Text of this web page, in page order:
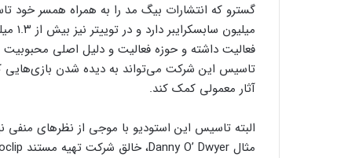
فعالیت داشته و حوزه فعالیت و دلیل اصلی
تاسیس این شرکت می‌تواند به دیده شدن بازی‌هایی
آثار معمولی کمک کند.
البته تاسیس این استودیو با موجی از نظرهای
مثال Danny O’ Dwyer، خالق شرکت تهیه مستند Noclip در این زمینه افزود: